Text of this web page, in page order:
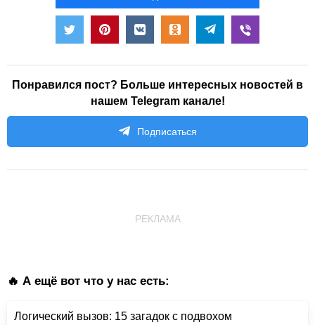
Понравился пост? Больше интересных новостей в
нашем Telegram канале!
Подписаться
РЕКЛАМА
🔥 А ещё вот что у нас есть:
Логический вызов: 15 загадок с подвохом